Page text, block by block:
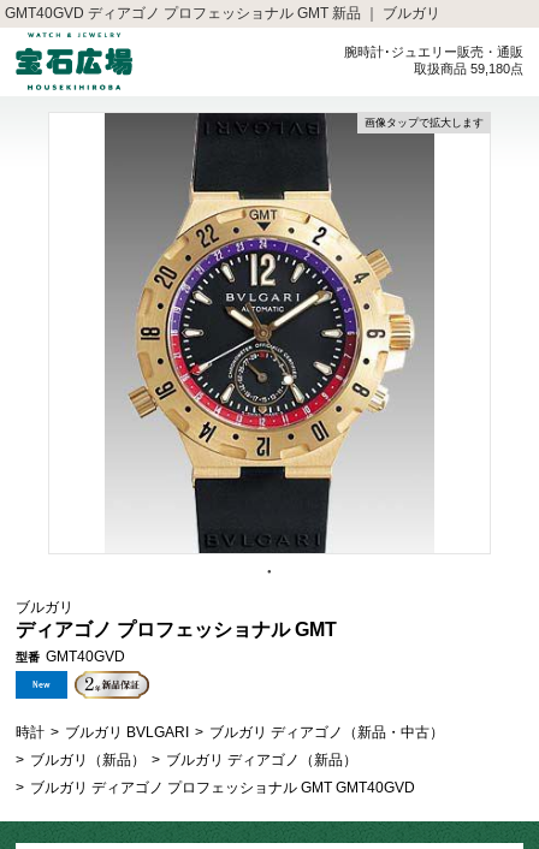
GMT40GVD ディアゴノ プロフェッショナル GMT 新品 ｜ ブルガリ
腕時計･ジュエリー販売・通販
取扱商品 59,180点
画像タップで拡大します
ブルガリ
ディアゴノ プロフェッショナル GMT
型番 GMT40GVD
時計 > ブルガリ BVLGARI > ブルガリ ディアゴノ（新品・中古）
> ブルガリ（新品） > ブルガリ ディアゴノ（新品）
> ブルガリ ディアゴノ プロフェッショナル GMT GMT40GVD